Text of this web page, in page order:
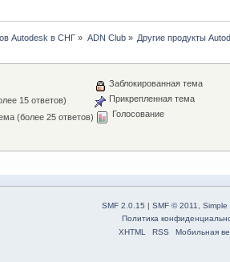
Autodesk в СНГ » ADN Club» Другие продукты
15 ответов)
(более 25 ответов)
Заблокированная тема
Прикрепленная тема
Голосование
SMF 2.0.15 | SMF © 2011
Simple
Политика
XHTML
RSS Мобильная